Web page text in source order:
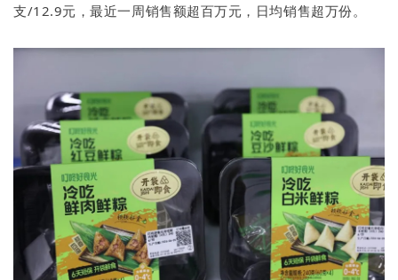
支/12.9元，最近一周销售额超百万元，日均销售超万份。